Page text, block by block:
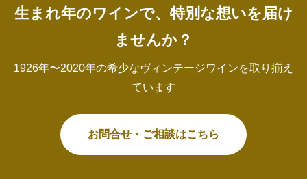
生まれ年のワインで、特別な想いを届け
ませんか？
1926年〜2020年の希少なヴィンテージワインを取り揃え
ています
お問合せ・ご相談はこちら